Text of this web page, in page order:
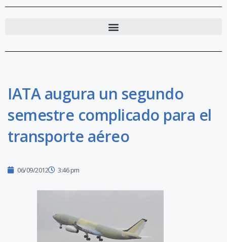
IATA augura un segundo
semestre complicado para el
transporte aéreo
06/09/2012 3:46 pm